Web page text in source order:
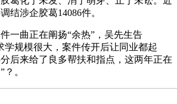
结涉企胶葛14086件。
曲正在阐扬“余热”，吴先生告
学规模很大，案件传开后让同业都起
后来给了良多帮扶和指点，这两年正在
。